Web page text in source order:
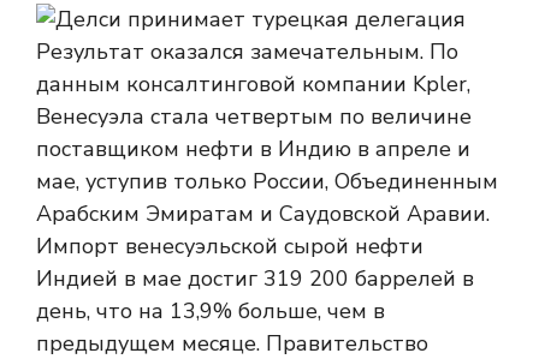
Результат оказался замечательным. По
данным консалтинговой компании Kpler,
Венесуэла стала четвертым по величине
поставщиком нефти в Индию в апреле и
мае, уступив только России, Объединенным
Арабским Эмиратам и Саудовской Аравии.
Импорт венесуэльской сырой нефти
Индией в мае достиг 319 200 баррелей в
день, что на 13,9% больше, чем в
предыдущем месяце. Правительство